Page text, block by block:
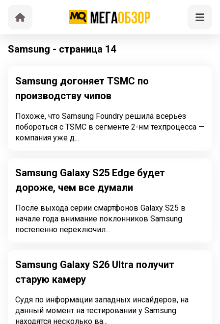
Samsung - страница 14
Samsung догоняет TSMC по
производству чипов
Похоже, что Samsung Foundry решила всерьёз
побороться с TSMC в сегменте 2-нм техпроцесса —
компания уже д...
Samsung Galaxy S25 Edge будет
дороже, чем все думали
После выхода серии смартфонов Galaxy S25 в
начале года внимание поклонников Samsung
постепенно переключил...
Samsung Galaxy S26 Ultra получит
старую камеру
Судя по информации западных инсайдеров, на
данный момент на тестировании у Samsung
находятся несколько ва...